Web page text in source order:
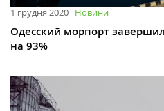
1 грудня 2020 Новини
Одесский морпорт
на 93%